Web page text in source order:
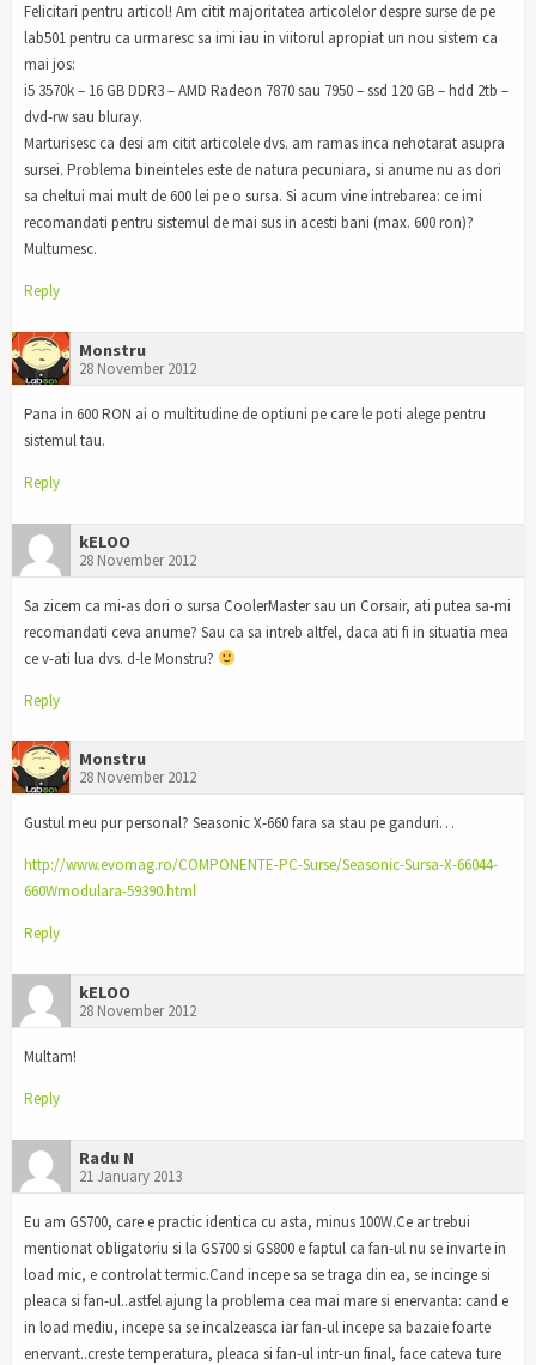
Felicitari pentru articol! Am citit majoritatea articolelor despre surse de pe
lab501 pentru ca urmaresc sa imi iau in viitorul apropiat un nou sistem ca
mai jos:
i5 3570k – 16 GB DDR3 – AMD Radeon 7870 sau 7950 – ssd 120 GB – hdd 2tb –
dvd-rw sau bluray.
Marturisesc ca desi am citit articolele dvs. am ramas inca nehotarat asupra
sursei. Problema bineinteles este de natura pecuniara, si anume nu as dori
sa cheltui mai mult de 600 lei pe o sursa. Si acum vine intrebarea: ce imi
recomandati pentru sistemul de mai sus in acesti bani (max. 600 ron)?
Multumesc.
Reply
Monstru
28 November 2012
Pana in 600 RON ai o multitudine de optiuni pe care le poti alege pentru
sistemul tau.
Reply
kELOO
28 November 2012
Sa zicem ca mi-as dori o sursa CoolerMaster sau un Corsair, ati putea sa-mi
recomandati ceva anume? Sau ca sa intreb altfel, daca ati fi in situatia mea
ce v-ati lua dvs. d-le Monstru?
Reply
Monstru
28 November 2012
Gustul meu pur personal? Seasonic X-660 fara sa stau pe ganduri…
http://www.evomag.ro/COMPONENTE-PC-Surse/Seasonic-Sursa-X-66044-
660Wmodulara-59390.html
Reply
kELOO
28 November 2012
Multam!
Reply
Radu N
21 January 2013
Eu am GS700, care e practic identica cu asta, minus 100W.Ce ar trebui
mentionat obligatoriu si la GS700 si GS800 e faptul ca fan-ul nu se invarte in
load mic, e controlat termic.Cand incepe sa se traga din ea, se incinge si
pleaca si fan-ul..astfel ajung la problema cea mai mare si enervanta: cand e
in load mediu, incepe sa se incalzeasca iar fan-ul incepe sa bazaie foarte
enervant..creste temperatura, pleaca si fan-ul intr-un final, face cateva ture